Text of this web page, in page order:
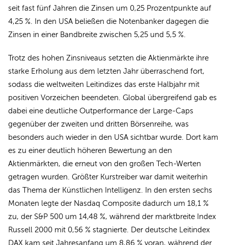
seit fast fünf Jahren die Zinsen um 0,25 Prozentpunkte auf
4,25 %. In den USA beließen die Notenbanker dagegen die
Zinsen in einer Bandbreite zwischen 5,25 und 5,5 %.
Trotz des hohen Zinsniveaus setzten die Aktienmärkte ihre
starke Erholung aus dem letzten Jahr überraschend fort,
sodass die weltweiten Leitindizes das erste Halbjahr mit
positiven Vorzeichen beendeten. Global übergreifend gab es
dabei eine deutliche Outperformance der Large-Caps
gegenüber der zweiten und dritten Börsenreihe, was
besonders auch wieder in den USA sichtbar wurde. Dort kam
es zu einer deutlich höheren Bewertung an den
Aktienmärkten, die erneut von den großen Tech-Werten
getragen wurden. Größter Kurstreiber war damit weiterhin
das Thema der Künstlichen Intelligenz. In den ersten sechs
Monaten legte der Nasdaq Composite dadurch um 18,1 %
zu, der S&P 500 um 14,48 %, während der marktbreite Index
Russell 2000 mit 0,56 % stagnierte. Der deutsche Leitindex
DAX kam seit Jahresanfang um 8,86 % voran, während der